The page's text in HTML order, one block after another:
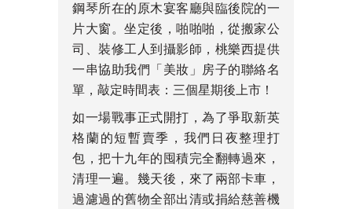
鋼琴所在的原木宴客廳與臨後院的一
片大窗。坐定後，啪啪啪，從搬家公
司、裝修工人到攝影師，桃樂西提供
一串協助我們「美妝」房子的聯絡名
單，敲定時間表：三個星期後上市！
如一場戰事正式開打，為了爭取新英
格蘭的短暫賣季，我們日夜整理打
包，把十九年的囤積完全翻轉過來，
清理一遍。幾天後，來了兩部卡車，
過濾過的舊物全部出清或捐給慈善機